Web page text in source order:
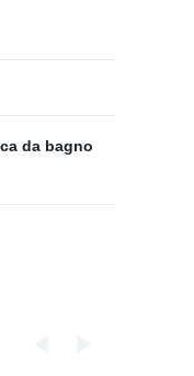
da bagno